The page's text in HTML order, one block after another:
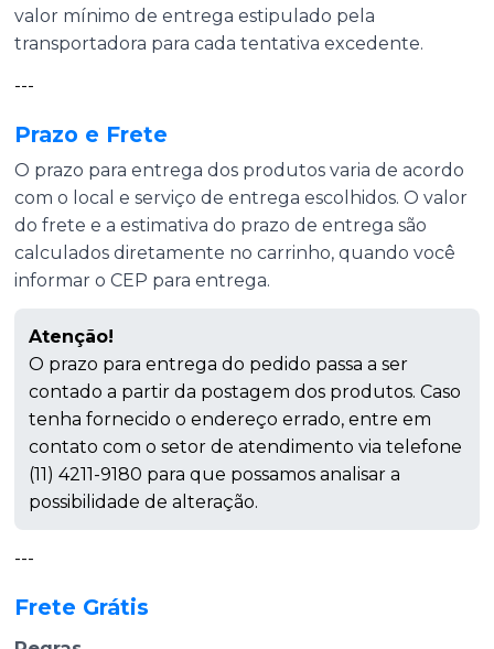
valor mínimo de entrega estipulado pela
transportadora para cada tentativa excedente.
---
Prazo e Frete
O prazo para entrega dos produtos varia de acordo
com o local e serviço de entrega escolhidos. O valor
do frete e a estimativa do prazo de entrega são
calculados diretamente no carrinho, quando você
informar o CEP para entrega.
Atenção!
O prazo para entrega do pedido passa a ser
contado a partir da postagem dos produtos. Caso
tenha fornecido o endereço errado, entre em
contato com o setor de atendimento via telefone
(11) 4211-9180 para que possamos analisar a
possibilidade de alteração.
---
Frete Grátis